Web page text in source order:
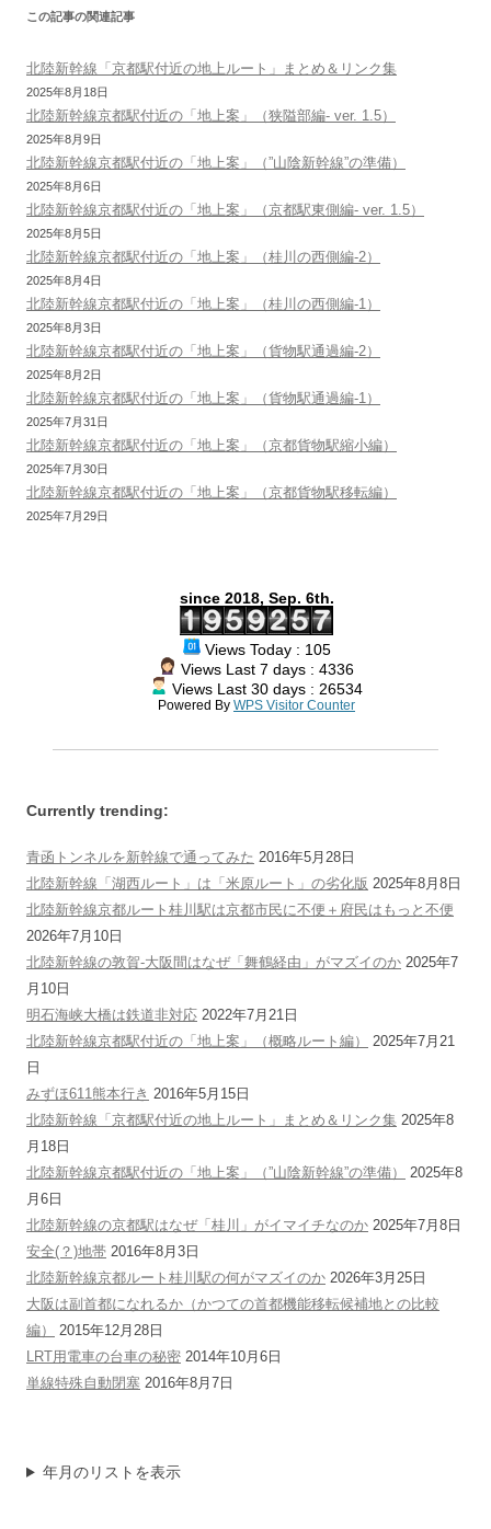
ゲ
ー
シ
ョ
この記事の関連記事
北陸新幹線「京都駅付近の地上ルート」まとめ＆リンク集
2025年8月18日
北陸新幹線京都駅付近の「地上案」（狭隘部編- ver. 1.5）
2025年8月9日
北陸新幹線京都駅付近の「地上案」（”山陰新幹線”の準備）
2025年8月6日
北陸新幹線京都駅付近の「地上案」（京都駅東側編- ver. 1.5）
2025年8月5日
北陸新幹線京都駅付近の「地上案」（桂川の西側編-2）
2025年8月4日
北陸新幹線京都駅付近の「地上案」（桂川の西側編-1）
2025年8月3日
北陸新幹線京都駅付近の「地上案」（貨物駅通過編-2）
2025年8月2日
北陸新幹線京都駅付近の「地上案」（貨物駅通過編-1）
2025年7月31日
北陸新幹線京都駅付近の「地上案」（京都貨物駅縮小編）
2025年7月30日
北陸新幹線京都駅付近の「地上案」（京都貨物駅移転編）
2025年7月29日
since 2018, Sep. 6th.
Views Today : 105
Views Last 7 days : 4336
Views Last 30 days : 26534
Powered By WPS Visitor Counter
Currently trending:
青函トンネルを新幹線で通ってみた 2016年5月28日
北陸新幹線「湖西ルート」は「米原ルート」の劣化版 2025年8月8日
北陸新幹線京都ルート桂川駅は京都市民に不便＋府民はもっと不便
2026年7月10日
北陸新幹線の敦賀-大阪間はなぜ「舞鶴経由」がマズイのか 2025年7
月10日
明石海峡大橋は鉄道非対応 2022年7月21日
北陸新幹線京都駅付近の「地上案」（概略ルート編）
2025年7月21
日
みずほ611熊本行き 2016年5月15日
北陸新幹線「京都駅付近の地上ルート」まとめ＆リンク集 2025年8
月18日
北陸新幹線京都駅付近の「地上案」（”山陰新幹線”の準備）
2025年8
月6日
北陸新幹線の京都駅はなぜ「桂川」がイマイチなのか 2025年7月8日
安全(？)地帯 2016年8月3日
北陸新幹線京都ルート桂川駅の何がマズイのか 2026年3月25日
大阪は副首都になれるか（かつての首都機能移転候補地との比較
編）
2015年12月28日
LRT用電車の台車の秘密 2014年10月6日
単線特殊自動閉塞 2016年8月7日
年月のリストを表示